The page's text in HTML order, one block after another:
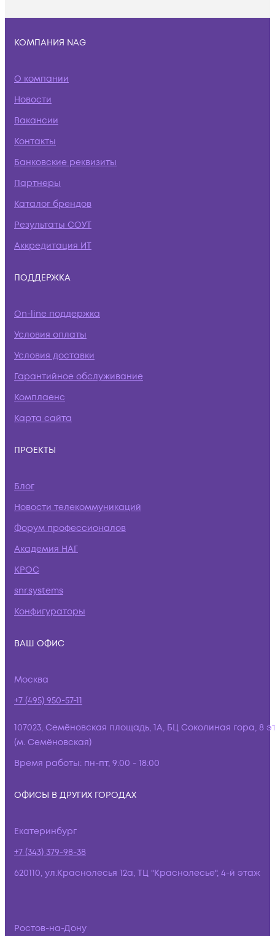
КОМПАНИЯ NAG
О компании
Новости
Вакансии
Контакты
Банковские реквизиты
Партнеры
Каталог брендов
Результаты СОУТ
Аккредитация ИТ
ПОДДЕРЖКА
On-line поддержка
Условия оплаты
Условия доставки
Гарантийное обслуживание
Комплаенс
Карта сайта
ПРОЕКТЫ
Блог
Новости телекоммуникаций
Форум профессионалов
Академия НАГ
КРОС
snr.systems
Конфигураторы
ВАШ ОФИС
Москва
+7 (495) 950-57-11
107023, Семёновская площадь, 1А, БЦ Соколиная гора, 8
(м. Семёновская)
Время работы: пн-пт, 9:00 - 18:00
ОФИСЫ В ДРУГИХ ГОРОДАХ
Екатеринбург
+7 (343) 379-98-38
620110, ул.Краснолесья 12а, ТЦ "Краснолесье", 4-й этаж
Ростов-на-Дону